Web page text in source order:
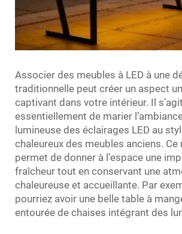
Associer des meubles à LED à une
traditionnelle peut créer un aspect
captivant dans votre intérieur. Il s’agit
essentiellement de marier
lumineuse des éclairages LED au
chaleureux des meubles anciens. Ce
permet de donner à l’espace une
fraîcheur tout en conservant une
chaleureuse et accueillante. Par
pourriez avoir une belle table à
entourée de chaises intégrant des